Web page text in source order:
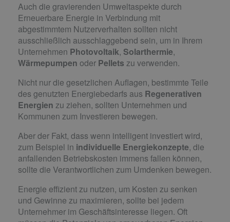
Auch die gravierenden Umweltaspekte durch
Erneuerbare Energie in Verbindung mit
abgestimmtem Nutzerverhalten sollten nicht
ausschließlich ausschlaggebend sein, um in Ihrem
Unternehmen Photovoltaik, Solarthermie,
Wärmepumpen oder Pellets zu verwenden.
Nicht nur die gesetzlichen Auflagen, bestimmte Teile
des genutzten Energiebedarfs aus Regenerativen
Energien zu ziehen, sollten Unternehmen und
Kommunen zum Investieren bewegen.
Aber der Fakt, dass wenn intelligent investiert wird,
zum Beispiel in individuelle Energiekonzepte, die
anfallenden Betriebskosten immens fallen können,
sollte die Verantwortlichen zum Umdenken bewegen.
Energie effizient zu nutzen, um Kosten zu senken
und Gewinne zu maximieren, sollte bei jedem
Unternehmer im Geschäftsinteresse liegen. Oft